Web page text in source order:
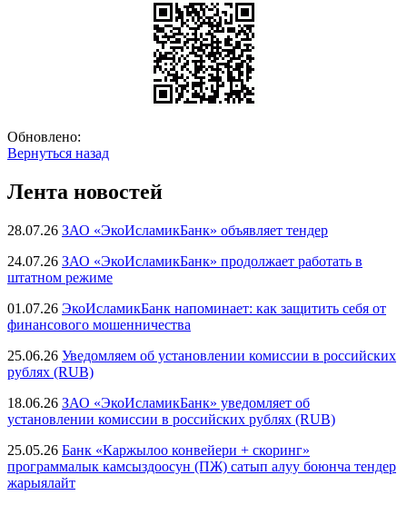
Обновлено:
Вернуться назад
Лента новостей
28.07.26 ЗАО «ЭкоИсламикБанк» объявляет тендер
24.07.26 ЗАО «ЭкоИсламикБанк» продолжает работать в
штатном режиме
01.07.26 ЭкоИсламикБанк напоминает: как защитить себя от
финансового мошенничества
25.06.26 Уведомляем об установлении комиссии в российских
рублях (RUB)
18.06.26 ЗАО «ЭкоИсламикБанк» уведомляет об
установлении комиссии в российских рублях (RUB)
25.05.26 Банк «Каржылоо конвейери + скоринг»
программалык камсыздоосун (ПЖ) сатып алуу боюнча тендер
жарыялайт